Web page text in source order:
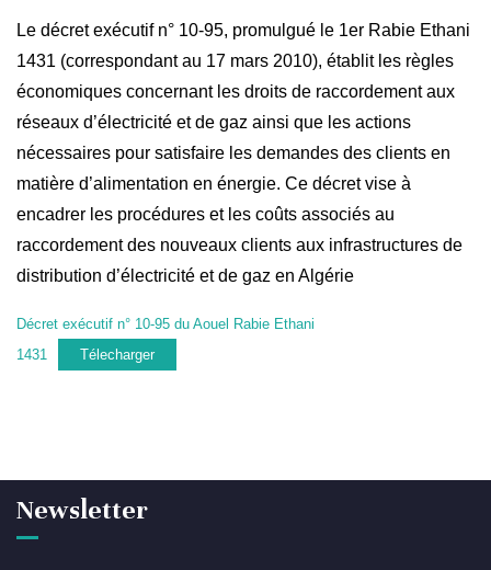
Le décret exécutif n° 10-95, promulgué le 1er Rabie Ethani
1431 (correspondant au 17 mars 2010), établit les règles
économiques concernant les droits de raccordement aux
réseaux d’électricité et de gaz ainsi que les actions
nécessaires pour satisfaire les demandes des clients en
matière d’alimentation en énergie. Ce décret vise à
encadrer les procédures et les coûts associés au
raccordement des nouveaux clients aux infrastructures de
distribution d’électricité et de gaz en Algérie
Décret exécutif n° 10-95 du Aouel Rabie Ethani
1431
Télecharger
Newsletter